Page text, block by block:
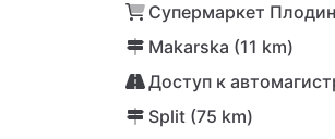
Супермаркет
Makarska (11 km)
Доступ к
Split (75 km)